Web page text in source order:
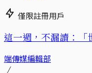
僅限註冊用戶
這一週，不漏讀：「
端傳媒編輯部